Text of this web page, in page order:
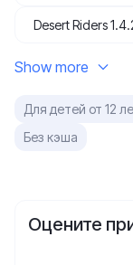
Desert Riders
Show more
Для детей от 12
Без кэша
Оцените